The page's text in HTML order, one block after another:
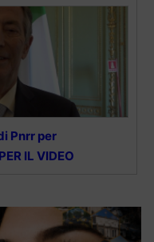
Pnrr per
IL VIDEO